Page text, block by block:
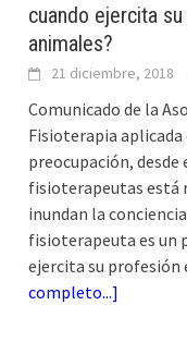
cuando ejercita
animales?
21 diciembre, 2018
Comunicado de la
Fisioterapia aplicada
preocupación, desde
fisioterapeutas está
inundan la
fisioterapeuta es un
ejercita su profesión
completo...]